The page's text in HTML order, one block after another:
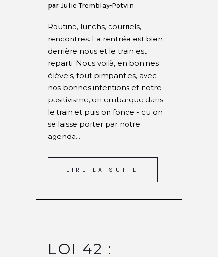
par Julie Tremblay-Potvin
Routine, lunchs, courriels,
rencontres. La rentrée est bien
derrière nous et le train est
reparti. Nous voilà, en bon.nes
élève.s, tout pimpant.es, avec
nos bonnes intentions et notre
positivisme, on embarque dans
le train et puis on fonce - ou on
se laisse porter par notre
agenda...
LIRE LA SUITE
LOI 42 :